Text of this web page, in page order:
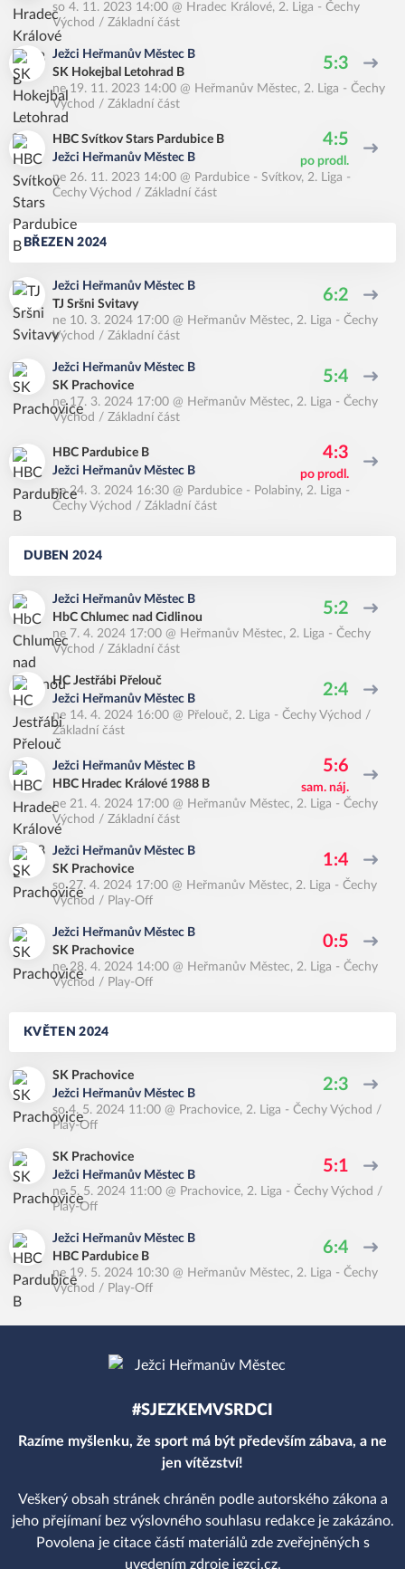
so 4. 11. 2023 14:00 @ Hradec Králové, 2. Liga - Čechy
Východ / Základní část
Ježci Heřmanův Městec B
SK Hokejbal Letohrad B
5:3
ne 19. 11. 2023 14:00 @ Heřmanův Městec, 2. Liga - Čechy
Východ / Základní část
HBC Svítkov Stars Pardubice B
Ježci Heřmanův Městec B
4:5
po prodl.
ne 26. 11. 2023 14:00 @ Pardubice - Svítkov, 2. Liga -
Čechy Východ / Základní část
BŘEZEN 2024
Ježci Heřmanův Městec B
TJ Sršni Svitavy
6:2
ne 10. 3. 2024 17:00 @ Heřmanův Městec, 2. Liga - Čechy
Východ / Základní část
Ježci Heřmanův Městec B
SK Prachovice
5:4
ne 17. 3. 2024 17:00 @ Heřmanův Městec, 2. Liga - Čechy
Východ / Základní část
HBC Pardubice B
Ježci Heřmanův Městec B
4:3
po prodl.
ne 24. 3. 2024 16:30 @ Pardubice - Polabiny, 2. Liga -
Čechy Východ / Základní část
DUBEN 2024
Ježci Heřmanův Městec B
HbC Chlumec nad Cidlinou
5:2
ne 7. 4. 2024 17:00 @ Heřmanův Městec, 2. Liga - Čechy
Východ / Základní část
HC Jestřábi Přelouč
Ježci Heřmanův Městec B
2:4
ne 14. 4. 2024 16:00 @ Přelouč, 2. Liga - Čechy Východ /
Základní část
Ježci Heřmanův Městec B
HBC Hradec Králové 1988 B
5:6
sam. náj.
ne 21. 4. 2024 17:00 @ Heřmanův Městec, 2. Liga - Čechy
Východ / Základní část
Ježci Heřmanův Městec B
SK Prachovice
1:4
so 27. 4. 2024 17:00 @ Heřmanův Městec, 2. Liga - Čechy
Východ / Play-Off
Ježci Heřmanův Městec B
SK Prachovice
0:5
ne 28. 4. 2024 14:00 @ Heřmanův Městec, 2. Liga - Čechy
Východ / Play-Off
KVĚTEN 2024
SK Prachovice
Ježci Heřmanův Městec B
2:3
so 4. 5. 2024 11:00 @ Prachovice, 2. Liga - Čechy Východ /
Play-Off
SK Prachovice
Ježci Heřmanův Městec B
5:1
ne 5. 5. 2024 11:00 @ Prachovice, 2. Liga - Čechy Východ /
Play-Off
Ježci Heřmanův Městec B
HBC Pardubice B
6:4
ne 19. 5. 2024 10:30 @ Heřmanův Městec, 2. Liga - Čechy
Východ / Play-Off
#SJEZKEMVSRDCI
Razíme myšlenku, že sport má být především zábava, a ne
jen vítězství!
Veškerý obsah stránek chráněn podle autorského zákona a
jeho přejímaní bez výslovného souhlasu redakce je zakázáno.
Povolena je citace částí materiálů zde zveřejněných s
uvedením zdroje jezci.cz.